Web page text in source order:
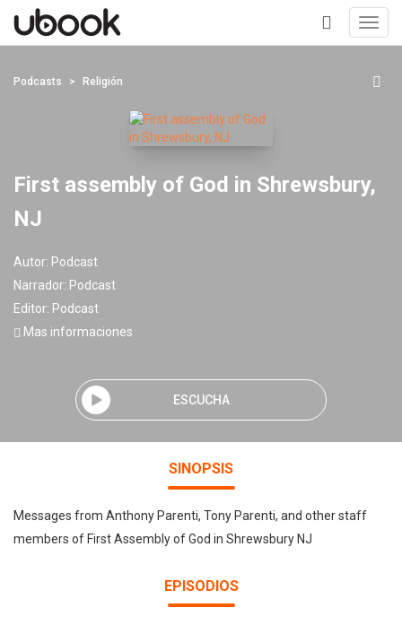
+
Podcasts Religión
First assembly of God in Shrewsbury,
NJ
Autor: Podcast
Narrador: Podcast
Editor: Podcast
Mas informaciones
ESCUCHA
SINOPSIS
Messages from Anthony Parenti, Tony Parenti, and other staff
members of First Assembly of God in Shrewsbury NJ
EPISODIOS